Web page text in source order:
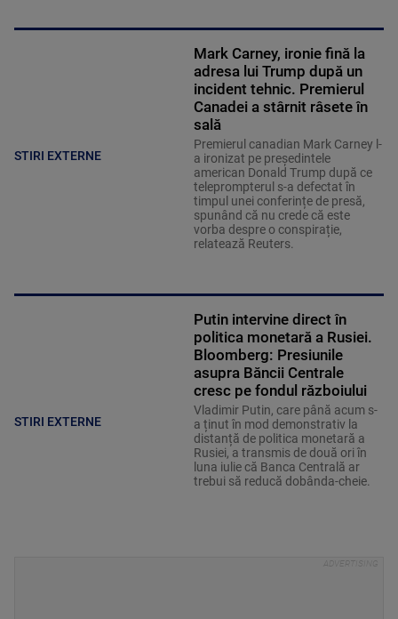
STIRI EXTERNE
Mark Carney, ironie fină la
adresa lui Trump după un
incident tehnic. Premierul
Canadei a stârnit râsete în
sală
Premierul canadian Mark Carney l-
a ironizat pe președintele
american Donald Trump după ce
teleprompterul s-a defectat în
timpul unei conferințe de presă,
spunând că nu crede că este
vorba despre o conspirație,
relatează Reuters.
STIRI EXTERNE
Putin intervine direct în
politica monetară a Rusiei.
Bloomberg: Presiunile
asupra Băncii Centrale
cresc pe fondul războiului
Vladimir Putin, care până acum s-
a ținut în mod demonstrativ la
distanță de politica monetară a
Rusiei, a transmis de două ori în
luna iulie că Banca Centrală ar
trebui să reducă dobânda-cheie.